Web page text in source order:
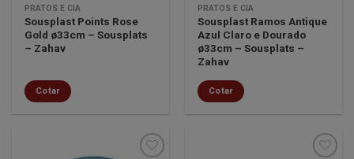
PRATOS E CIA
Sousplast Points Rose
Gold ø33cm – Sousplats
– Zahav
Cotar
PRATOS E CIA
Sousplast Ramos Antique
Azul Claro e Dourado
ø33cm – Sousplats –
Zahav
Cotar